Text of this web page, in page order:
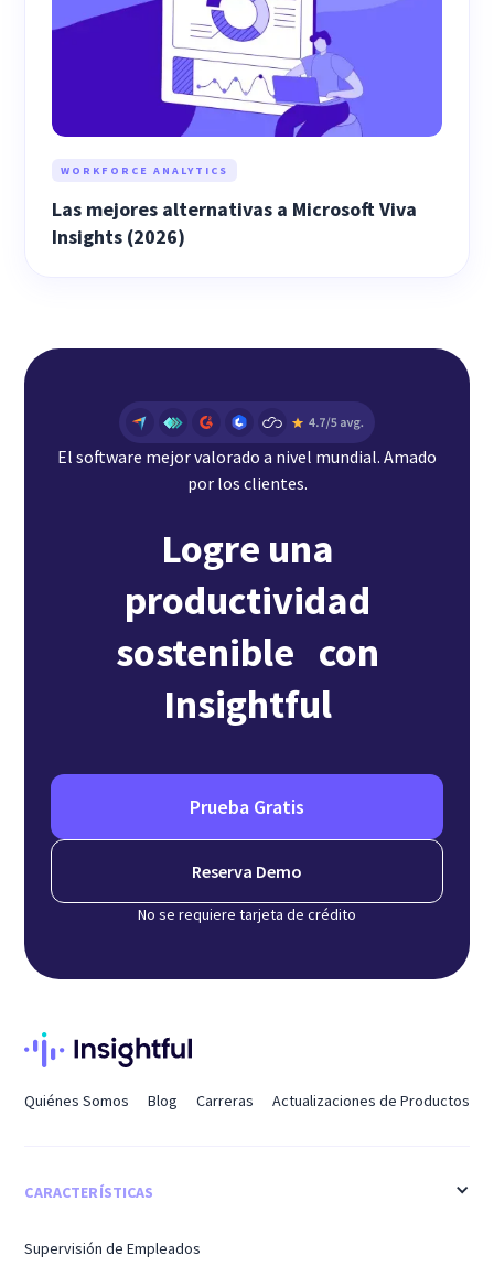
WORKFORCE ANALYTICS
Las mejores alternativas a Microsoft Viva
Insights (2026)
El software mejor valorado a nivel mundial. Amado
por los clientes.
Logre una
productividad
sostenible con
Insightful
Prueba Gratis
Reserva Demo
No se requiere tarjeta de crédito
Quiénes Somos Blog Carreras Actualizaciones de Productos
CARACTERÍSTICAS
Supervisión de Empleados